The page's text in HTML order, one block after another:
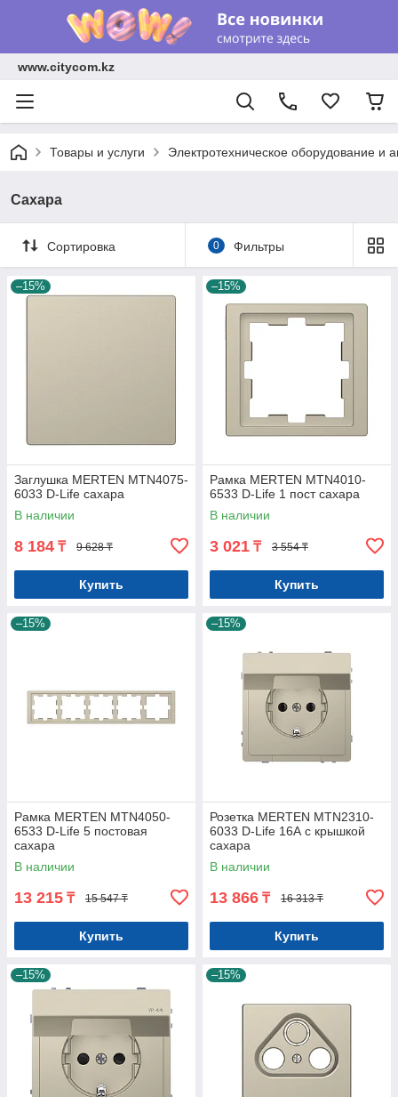
www.citycom.kz
Товары и услуги Электротехническое оборудование и
Сахара
Сортировка 0 Фильтры
–15%
Заглушка MERTEN MTN4075-
6033 D-Life сахара
В наличии
8 184 ₸ 9 628 ₸
Купить
–15%
Рамка MERTEN MTN4010-
6533 D-Life 1 пост сахара
В наличии
3 021 ₸ 3 554 ₸
Купить
–15%
Рамка MERTEN MTN4050-
6533 D-Life 5 постовая
сахара
В наличии
13 215 ₸ 15 547 ₸
Купить
–15%
Розетка MERTEN MTN2310-
6033 D-Life 16А с крышкой
сахара
В наличии
13 866 ₸ 16 313 ₸
Купить
–15% –15%